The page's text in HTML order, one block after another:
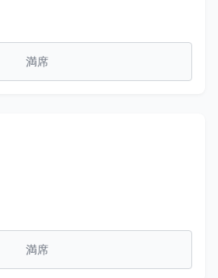
満席
満席